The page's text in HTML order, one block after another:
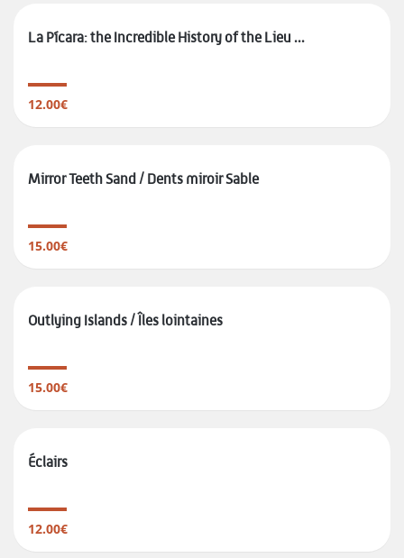
La Pícara: the Incredible History of the Lieu ...
12.00€
Mirror Teeth Sand / Dents miroir Sable
15.00€
Outlying Islands / Îles lointaines
15.00€
Éclairs
12.00€